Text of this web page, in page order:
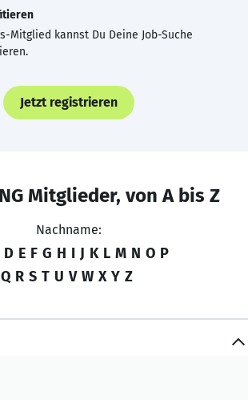
Mitglied kannst Du Deine Job-Suche
Jetzt registrieren
Mitglieder, von A bis Z
Nachname:
D E F G H I J K L M N O P
Q R S T U V W X Y Z